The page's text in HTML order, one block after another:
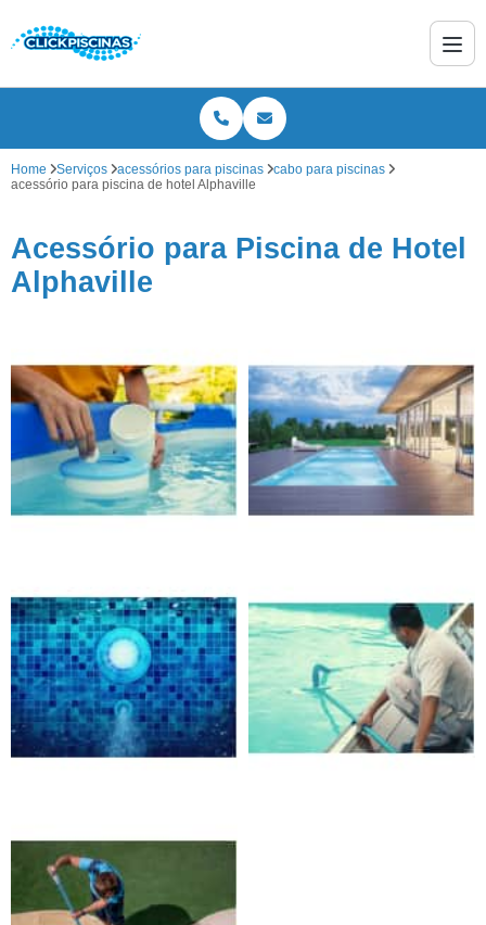
Home Serviços acessórios para piscinas
cabo para piscinas
acessório para piscina de hotel Alphaville
Acessório para Piscina de Hotel
Alphaville